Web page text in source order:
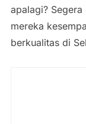
apalagi?
mereka
berkualitas di